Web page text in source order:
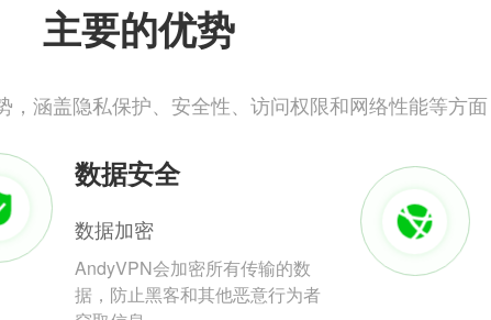
主要的优势
，涵盖隐私保护、安全性、访问权限和网络性能等方面
数据安全
数据加密
AndyVPN会加密所有传输的数
据，防止黑客和其他恶意行为者